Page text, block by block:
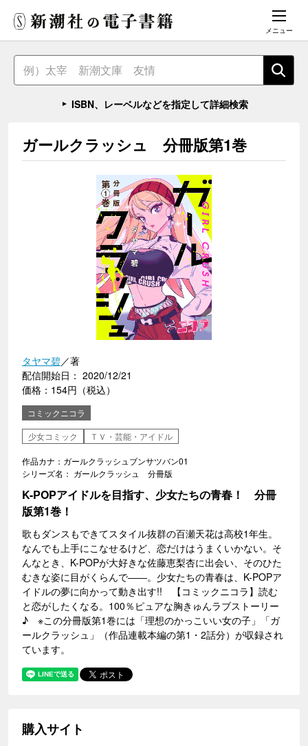
メニュー
ISBN、レーベルなどを指定して詳細検索
ガールクラッシュ 分冊版第1巻
タヤマ碧／著
配信開始日： 2020/12/21
価格：154円（税込）
コミックニコラ
少女コミック
ＴＶ・芸能・アイドル
作品カナ：ガールクラッシュブンサツバン01
シリーズ名： ガールクラッシュ 分冊版
K-POPアイドルを目指す、少女たちの青春！ 分冊
版第1巻！
歌もダンスもできてスタイル抜群の百瀬天花は高校1年生。
なんでも上手にこなせるけど、恋だけはうまくいかない。そ
んなとき、K-POPが大好きな佐藤恵梨杏に出会い、そのひた
むきな姿に目がくらんで――。少女たちの青春は、K-POPア
イドルの夢に向かって動き出す!! 【コミックニコラ】読む
と恋がしたくなる。100％ピュアな胸きゅんラブストーリー
♪ ※この分冊版第1巻には「理想のかっこいい女の子」「ガ
ールクラッシュ」（作品連載本編の第1・2話分）が収録され
ています。
購入サイト